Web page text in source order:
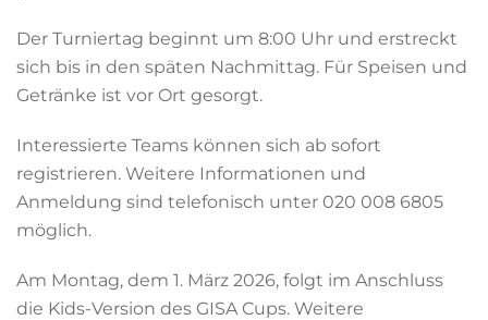
Der Turniertag beginnt um 8:00 Uhr und erstreckt
sich bis in den späten Nachmittag. Für Speisen und
Getränke ist vor Ort gesorgt.
Interessierte Teams können sich ab sofort
registrieren. Weitere Informationen und
Anmeldung sind telefonisch unter 020 008 6805
möglich.
Am Montag, dem 1. März 2026, folgt im Anschluss
die Kids-Version des GISA Cups. Weitere